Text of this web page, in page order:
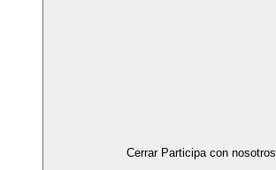
Cerrar Participa con nosotros